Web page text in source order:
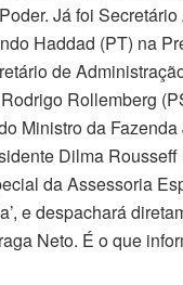
Já foi
Haddad (PT) na
de
Rollemberg
Ministro da Fazenda
Dilma Rousseff
da Assessoria
e despachará
Neto. É o que